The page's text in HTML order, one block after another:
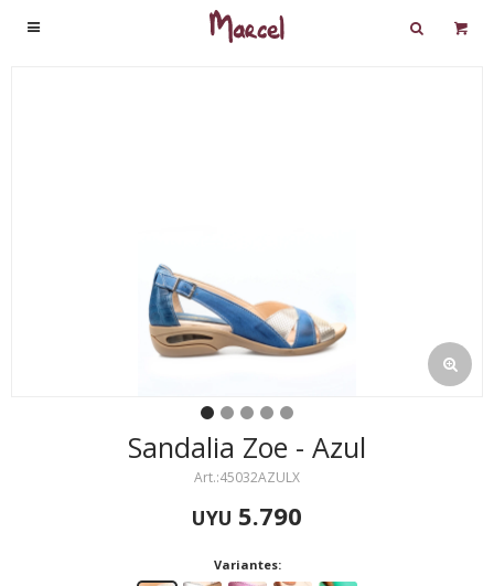

Sandalia Zoe - Azul
45032AZULX
UYU 5.790
Variantes: